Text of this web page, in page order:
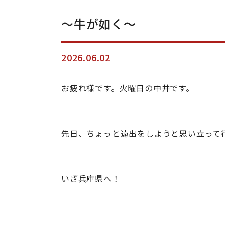
～牛が如く～
2026.06.02
お疲れ様です。火曜日の中井です。
先日、ちょっと遠出をしようと思い立って
いざ兵庫県へ！